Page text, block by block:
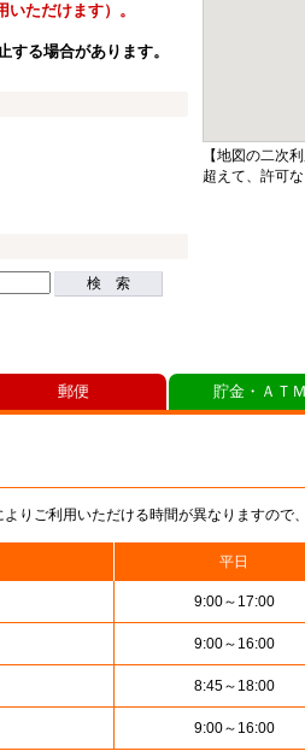
ただけます）。
る場合があります。
検 索
【地図の二次
超えて、許可
りご利用いただける時間が異なりますので
平日
9:00～17:00
9:00～16:00
8:45～18:00
9:00～16:00
郵便 貯金・ＡＴ